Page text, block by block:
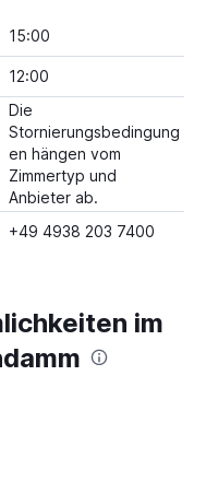
15:00
12:00
Die
Stornierungsbedingung
en hängen vom
Zimmertyp und
Anbieter ab.
+49 4938 203 7400
im